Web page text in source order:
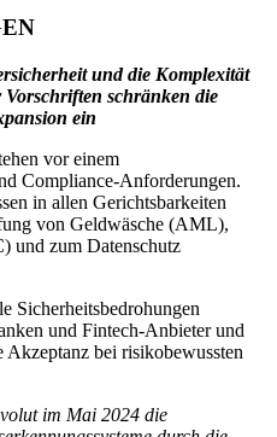
und die Komplexität
schränken die
ein
vor einem
Compliance-Anforderungen.
in allen Gerichtsbarkeiten
von Geldwäsche (AML),
und zum Datenschutz
Sicherheitsbedrohungen
und Fintech-Anbieter und
Akzeptanz bei risikobewussten
im Mai 2024 die